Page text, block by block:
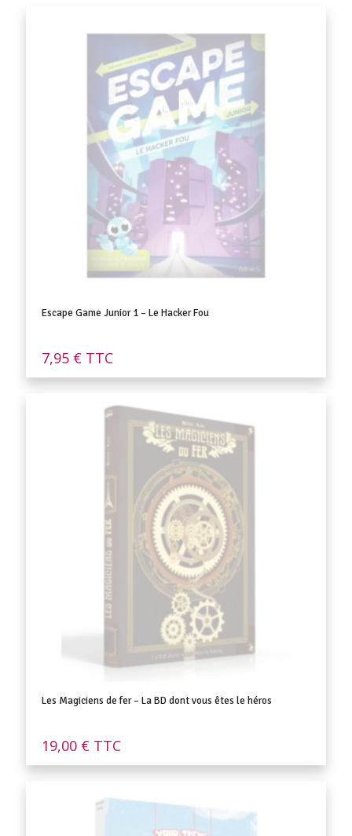
Escape Game Junior 1 – Le Hacker Fou
7,95 € TTC
Les Magiciens de fer – La BD dont vous êtes le héros
19,00 € TTC